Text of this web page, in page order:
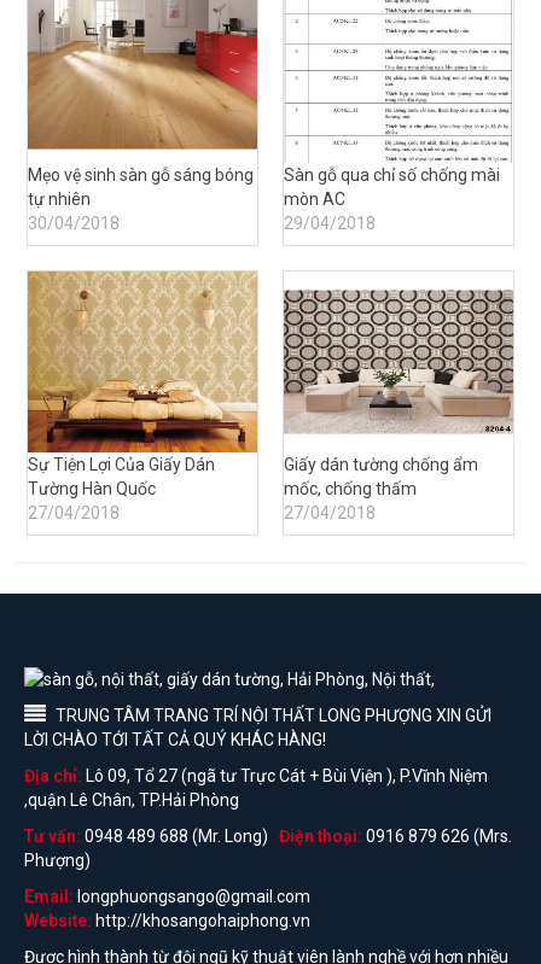
Mẹo vệ sinh sàn gỗ sáng bóng
tự nhiên
30/04/2018
Sàn gỗ qua chỉ số chống mài
mòn AC
29/04/2018
Sự Tiện Lợi Của Giấy Dán
Tường Hàn Quốc
27/04/2018
Giấy dán tường chống ẩm
mốc, chống thấm
27/04/2018
TRUNG TÂM TRANG TRÍ NỘI THẤT LONG PHƯỢNG XIN GỬI
LỜI CHÀO TỚI TẤT CẢ QUÝ KHÁC HÀNG!
Địa chỉ: Lô 09, Tổ 27 (ngã tư Trực Cát + Bùi Viện ), P.Vĩnh Niệm
,quận Lê Chân, TP.Hải Phòng
Tư vấn: 0948 489 688 (Mr. Long) Điện thoại: 0916 879 626 (Mrs.
Phượng)
Email: longphuongsango@gmail.com
Website: http://khosangohaiphong.vn
Được hình thành từ đội ngũ kỹ thuật viên lành nghề với hơn nhiều